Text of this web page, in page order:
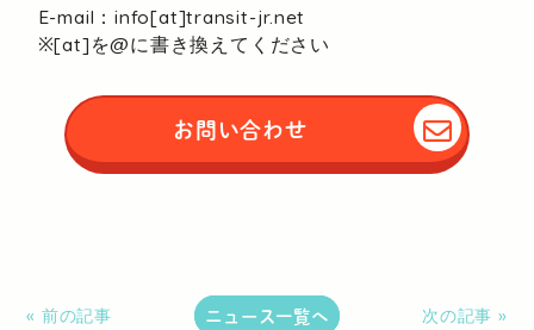
E-mail：info[at]transit-jr.net
※[at]を@に書き換えてください
お問い合わせ
« 前の記事 ニュース一覧へ 次の記事 »